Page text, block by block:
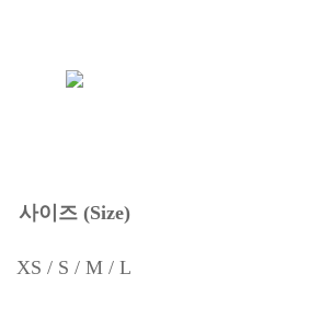
사이즈 (Size)
XS / S / M / L